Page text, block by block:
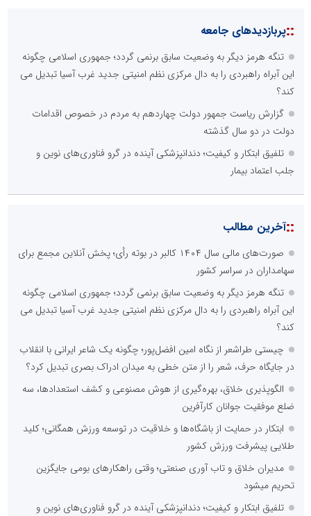
::پربازدیدهای جامعه
تنگه هرمز دیگر به وضعیت سابق برنمی گردد؛ جمهوری اسلامی چگونه
این آبراه راهبردی را به دال مرکزی نظم امنیتی جدید غرب آسیا تبدیل می
کند؟
گزارش ریاست جمهور دولت چهاردهم به مردم در خصوص اقدامات
دولت در دو سال گذشته
تلفیق ابتکار و کیفیت؛ دندانپزشکی آینده در گرو فناوری‌های نوین و
جلب اعتماد بیمار
::آخرین مطالب
صورت‌های مالی سال ۱۴۰۴ کالبر در بوته رأی؛ پخش آنلاین مجمع برای
سهامداران در سراسر کشور
تنگه هرمز دیگر به وضعیت سابق برنمی گردد؛ جمهوری اسلامی چگونه
این آبراه راهبردی را به دال مرکزی نظم امنیتی جدید غرب آسیا تبدیل می
کند؟
چیستی طراشعر از نگاه امین افضل‌پور؛ چگونه یک شاعر ایرانی با انقلاب
در جایگاه حرف، شعر را از متن خطی به میدان ادراک بصری تبدیل کرد؟
الگوپذیری خلاق، بهره‌گیری از هوش مصنوعی و کشف استعدادها، سه
ضلع موفقیت جوانان کارآفرین
ابتکار در حمایت از باشگاه‌ها و خلاقیت در توسعه ورزش همگانی؛ کلید
طلایی پیشرفت ورزش کشور
مدیران خلاق و تاب آوری صنعتی؛ وقتی راهکارهای بومی جایگزین
تحریم میشود
تلفیق ابتکار و کیفیت؛ دندانپزشکی آینده در گرو فناوری‌های نوین و